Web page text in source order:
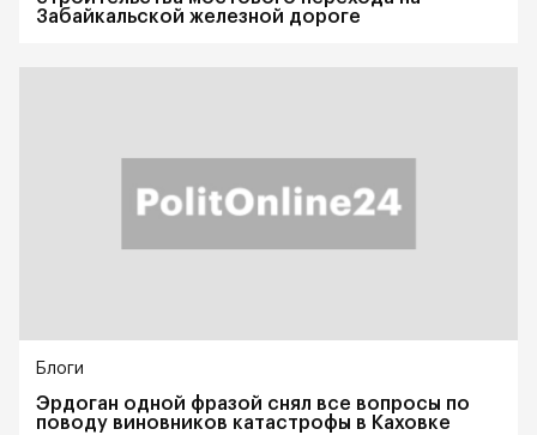
Забайкальской железной дороге
Блоги
Эрдоган одной фразой снял все вопросы по
поводу виновников катастрофы в Каховке